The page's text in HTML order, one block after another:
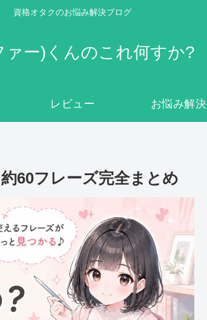
資格オタクのお悩み解決ブログ
ァー)くんのこれ何すか?
レビュー お悩み解決
60フレーズ完全まとめ